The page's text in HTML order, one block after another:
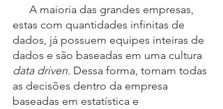
estas com quantidades infinitas de
dados, já possuem equipes inteiras de
dados e são baseadas em uma cultura
data driven. Dessa forma, tomam todas
as decisões dentro da empresa
baseadas em estatística e